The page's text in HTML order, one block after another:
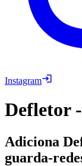
Instagram
Defletor
Adiciona
guarda-